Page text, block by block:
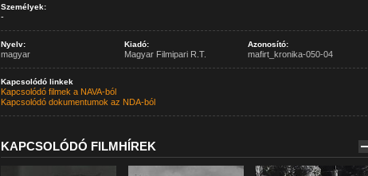
Személyek:
-
Nyelv:
magyar
Kiadó:
Magyar Filmipari R.T.
Azonosító:
mafirt_kronika-050-04
Kapcsolódó linkek
Kapcsolódó filmek a NAVA-ból
Kapcsolódó dokumentumok az NDA-ból
KAPCSOLÓDÓ FILMHÍREK